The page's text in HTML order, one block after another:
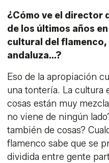
¿Cómo ve el director
de los últimos años
cultural del
andaluza…?
Eso de la apropiación
una tontería. La cultura
cosas están muy
no viene de ningún
también de cosas?
flamenco sabe que se
dividida entre gente